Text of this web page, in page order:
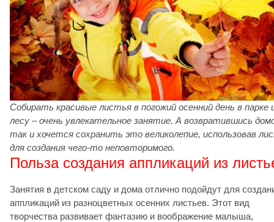
Собирать красивые листья в погожий осенний день в парке
лесу – очень увлекательное занятие. А возвратившись
так и хочется сохранить это великолепие, использовав
для создания чего-то неповторимого.
Польза создания аппликаций из
Занятия в детском саду и дома отлично подойдут для
аппликаций из разноцветных осенних листьев. Этот вид
творчества развивает фантазию и воображение малыша,